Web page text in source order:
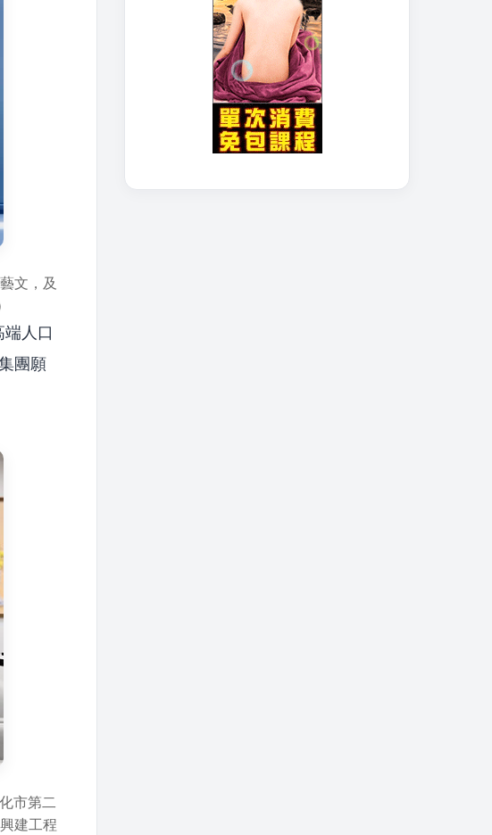
文，及
人口
團願
市第二
建工程